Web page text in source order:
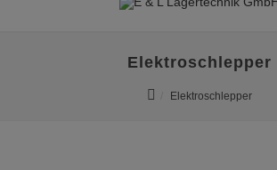
Elektroschlepper
Elektroschlepper